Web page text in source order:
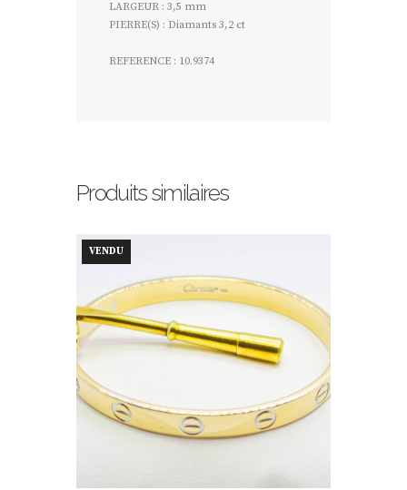
LARGEUR : 3,5 mm
PIERRE(S) : Diamants 3,2 ct
REFERENCE : 10.9374
Produits similaires
VENDU